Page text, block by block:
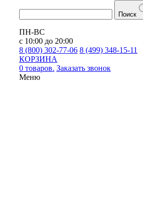
Поиск
ПН-ВС
с 10:00 до 20:00
8 (800) 302-77-06 8 (499) 348-15-11
КОРЗИНА
0 товаров. Заказать звонок
Меню